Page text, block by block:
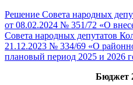
Решение Совета народных
от 08.02.2024 № 351/72 «О
Совета народных депутатов
21.12.2023 № 334/69 «О
плановый период 2025 и 2026
Бюджет